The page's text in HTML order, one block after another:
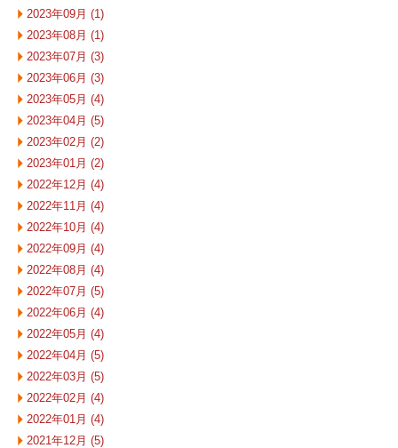
2023年09月 (1)
2023年08月 (1)
2023年07月 (3)
2023年06月 (3)
2023年05月 (4)
2023年04月 (5)
2023年02月 (2)
2023年01月 (2)
2022年12月 (4)
2022年11月 (4)
2022年10月 (4)
2022年09月 (4)
2022年08月 (4)
2022年07月 (5)
2022年06月 (4)
2022年05月 (4)
2022年04月 (5)
2022年03月 (5)
2022年02月 (4)
2022年01月 (4)
2021年12月 (5)